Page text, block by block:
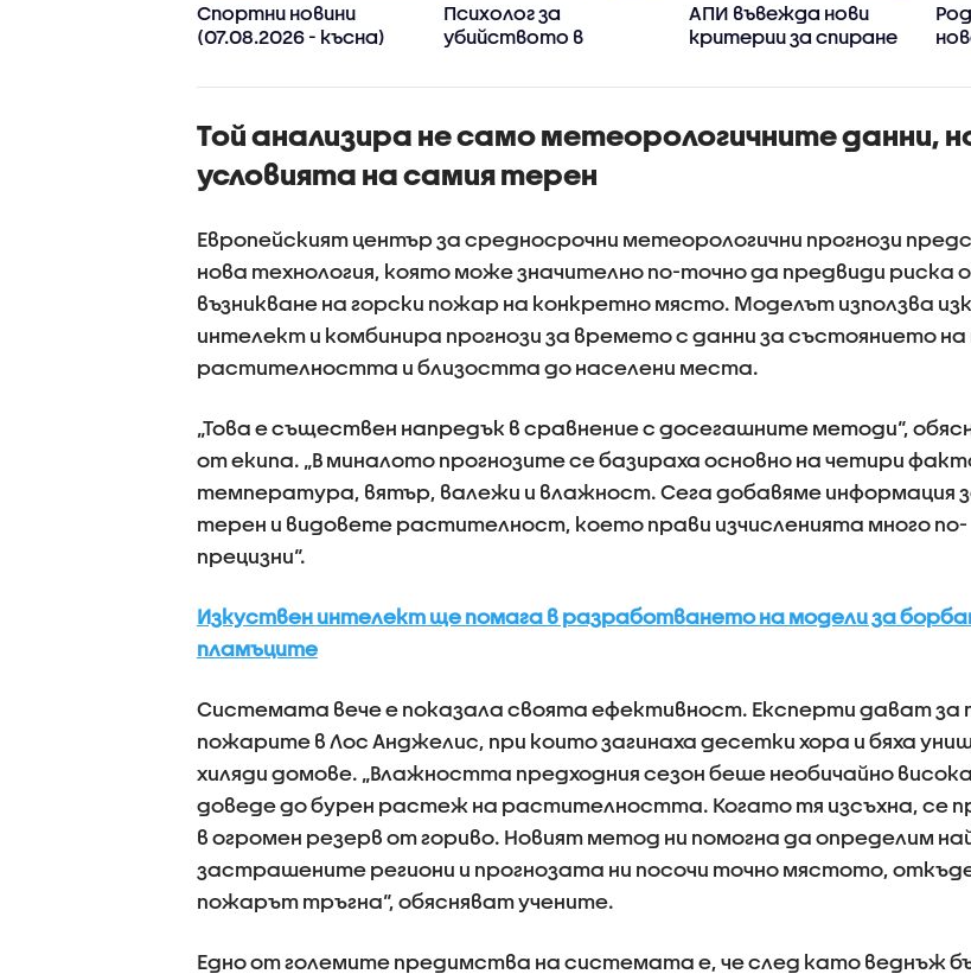
Спортни новини
(07.08.2026 - късна)
Психолог за
убийството в
Възрастните
за агресивно
АПИ въвежда нови
критерии за спиране
Той анализира не само метеорологичните данни,
условията на самия терен
Европейският център за средносрочни метеорологични прогнози
нова технология, която може значително по-точно да предвиди риска
възникване на горски пожар на конкретно място. Моделът използва
интелект и комбинира прогнози за времето с данни за състоянието
растителността и близостта до населени места.
„Това е съществен напредък в сравнение с досегашните методи“,
от екипа. „В миналото прогнозите се базираха основно на четири
температура, вятър, валежи и влажност. Сега добавяме информация
терен и видовете растителност, което прави изчисленията много по-
прецизни“.
Изкуствен интелект ще помага в разработването на модели за
пламъците
Системата вече е показала своята ефективност. Експерти дават за
пожарите в Лос Анджелис, при които загинаха десетки хора и бяха
хиляди домове. „Влажността предходния сезон беше необичайно
доведе до бурен растеж на растителността. Когато тя изсъхна, се
в огромен резерв от гориво. Новият метод ни помогна да определим
застрашените региони и прогнозата ни посочи точно мястото,
пожарът тръгна“, обясняват учените.
Едно от големите предимства на системата е, че след като веднъж